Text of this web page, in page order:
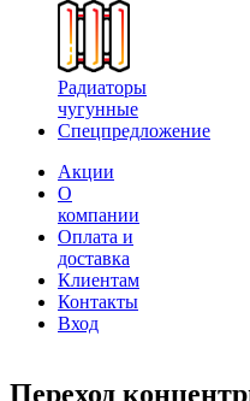
Радиаторы
чугунные
Спецпредложение
Акции
О
компании
Оплата и
доставка
Клиентам
Контакты
Вход
Переход